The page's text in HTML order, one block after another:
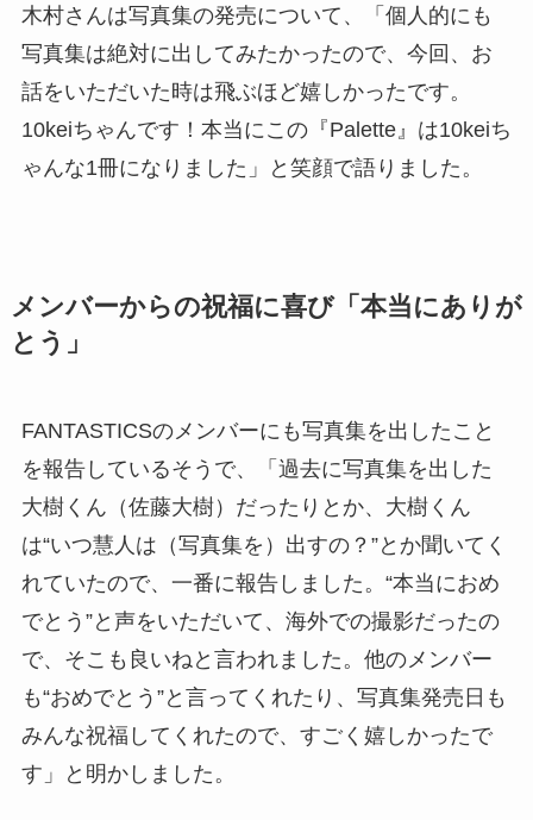
木村さんは写真集の発売について、「個人的にも
写真集は絶対に出してみたかったので、今回、お
話をいただいた時は飛ぶほど嬉しかったです。
10keiちゃんです！本当にこの『Palette』は10keiち
ゃんな1冊になりました」と笑顔で語りました。
メンバーからの祝福に喜び「本当にありが
とう」
FANTASTICSのメンバーにも写真集を出したこと
を報告しているそうで、「過去に写真集を出した
大樹くん（佐藤大樹）だったりとか、大樹くん
は“いつ慧人は（写真集を）出すの？”とか聞いてく
れていたので、一番に報告しました。“本当におめ
でとう”と声をいただいて、海外での撮影だったの
で、そこも良いねと言われました。他のメンバー
も“おめでとう”と言ってくれたり、写真集発売日も
みんな祝福してくれたので、すごく嬉しかったで
す」と明かしました。